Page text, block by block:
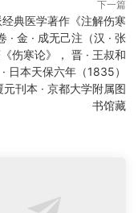
下一篇
典医学著作《注解伤寒
· 金 · 成无己注（汉 · 张
伤寒论》， 晋 · 王叔和
日本天保六年（1835）
元刊本 · 京都大学附属图
书馆藏